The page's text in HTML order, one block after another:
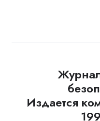
Издается